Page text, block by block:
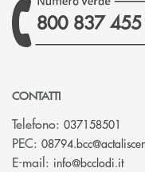
800 837 455
CONTATTI
Telefono: 037158501
PEC:
E-mail: info@bcclodi.it(si